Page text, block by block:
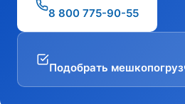
8 800 775-90-55
Подобрать